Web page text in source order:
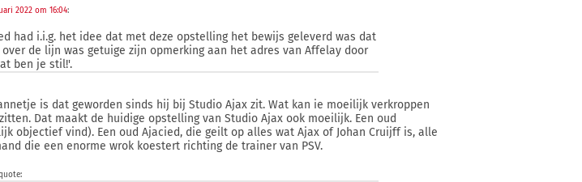
2022 om 16:04:
had i.i.g. het idee dat met deze opstelling het bewijs geleverd was dat
de lijn was getuige zijn opmerking aan het adres van Affelay door
ben je stil!'.
is dat geworden sinds hij bij Studio Ajax zit. Wat kan ie moeilijk verkroppen
Dat maakt de huidige opstelling van Studio Ajax ook moeilijk. Een oud
objectief vind). Een oud Ajacied, die geilt op alles wat Ajax of Johan Cruijff is, alle
die een enorme wrok koestert richting de trainer van PSV.